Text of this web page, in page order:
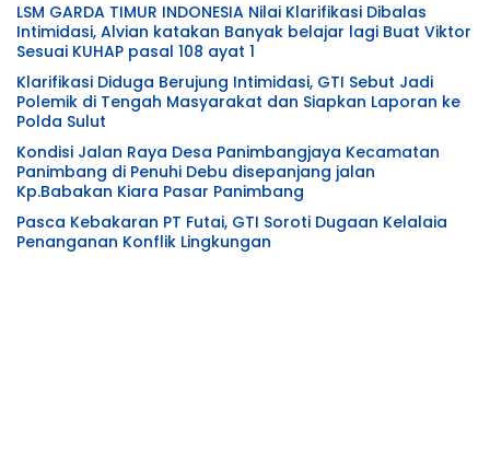
LSM GARDA TIMUR INDONESIA Nilai Klarifikasi Dibalas
Intimidasi, Alvian katakan Banyak belajar lagi Buat Viktor
Sesuai KUHAP pasal 108 ayat 1
Klarifikasi Diduga Berujung Intimidasi, GTI Sebut Jadi
Polemik di Tengah Masyarakat dan Siapkan Laporan ke
Polda Sulut
Kondisi Jalan Raya Desa Panimbangjaya Kecamatan
Panimbang di Penuhi Debu disepanjang jalan
Kp.Babakan Kiara Pasar Panimbang
Pasca Kebakaran PT Futai, GTI Soroti Dugaan Kelalaia
Penanganan Konflik Lingkungan